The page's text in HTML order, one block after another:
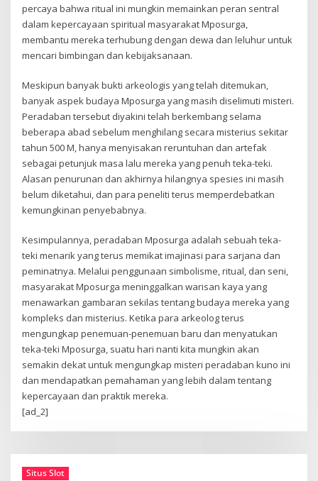
percaya bahwa ritual ini mungkin memainkan peran sentral
dalam kepercayaan spiritual masyarakat Mposurga,
membantu mereka terhubung dengan dewa dan leluhur untuk
mencari bimbingan dan kebijaksanaan.
Meskipun banyak bukti arkeologis yang telah ditemukan,
banyak aspek budaya Mposurga yang masih diselimuti misteri.
Peradaban tersebut diyakini telah berkembang selama
beberapa abad sebelum menghilang secara misterius sekitar
tahun 500 M, hanya menyisakan reruntuhan dan artefak
sebagai petunjuk masa lalu mereka yang penuh teka-teki.
Alasan penurunan dan akhirnya hilangnya spesies ini masih
belum diketahui, dan para peneliti terus memperdebatkan
kemungkinan penyebabnya.
Kesimpulannya, peradaban Mposurga adalah sebuah teka-
teki menarik yang terus memikat imajinasi para sarjana dan
peminatnya. Melalui penggunaan simbolisme, ritual, dan seni,
masyarakat Mposurga meninggalkan warisan kaya yang
menawarkan gambaran sekilas tentang budaya mereka yang
kompleks dan misterius. Ketika para arkeolog terus
mengungkap penemuan-penemuan baru dan menyatukan
teka-teki Mposurga, suatu hari nanti kita mungkin akan
semakin dekat untuk mengungkap misteri peradaban kuno ini
dan mendapatkan pemahaman yang lebih dalam tentang
kepercayaan dan praktik mereka.
[ad_2]
Situs Slot